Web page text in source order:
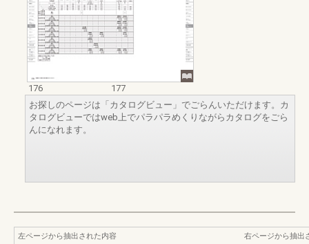
176
177
お探しのページは「カタログビュー」でごらんいただけます。カ
タログビューではweb上でパラパラめくりながらカタログをごら
んになれます。
左ページから抽出された内容
右ページから抽出